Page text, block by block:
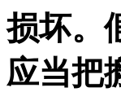
损坏。
应当把